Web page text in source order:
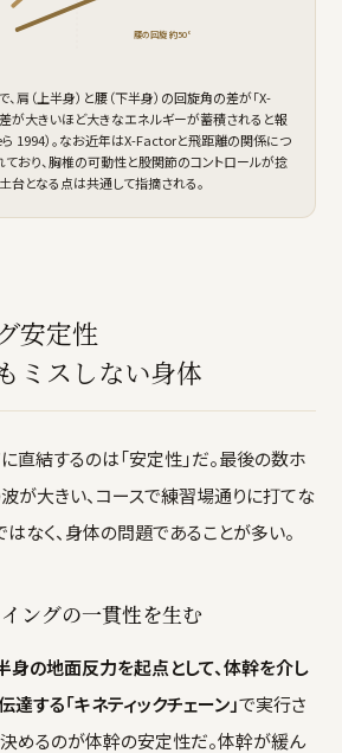
腰の回旋 約50°
、肩（上半身）と腰（下半身）の回旋角の差が「X-
差が大きいほど大きなエネルギーが蓄積されると報
1994）。なお近年はX-Factorと飛距離の関係につ
おり、胸椎の可動性と股関節のコントロールが捻
台となる点は共通して指摘される。
安定性
スしない身体
直結するのは「安定性」だ。最後の数ホ
が大きい、コースで練習場通りに打てな
なく、身体の問題であることが多い。
ングの一貫性を生む
身の地面反力を起点として、体幹を介し
達する「キネティックチェーン」で実行さ
めるのが体幹の安定性だ。体幹が緩ん